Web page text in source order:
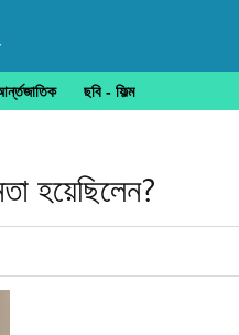
ছবি‎ - ফিল্ম
হয়েছিলেন?